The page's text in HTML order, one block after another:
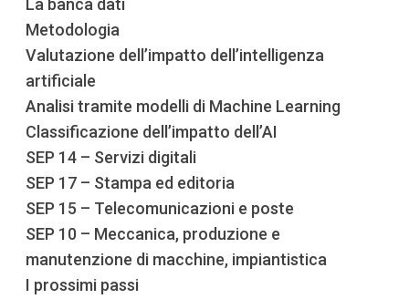
La banca dati
Metodologia
Valutazione dell’impatto dell’intelligenza
artificiale
Analisi tramite modelli di Machine Learning
Classificazione dell’impatto dell’AI
SEP 14 – Servizi digitali
SEP 17 – Stampa ed editoria
SEP 15 – Telecomunicazioni e poste
SEP 10 – Meccanica, produzione e
manutenzione di macchine, impiantistica
I prossimi passi